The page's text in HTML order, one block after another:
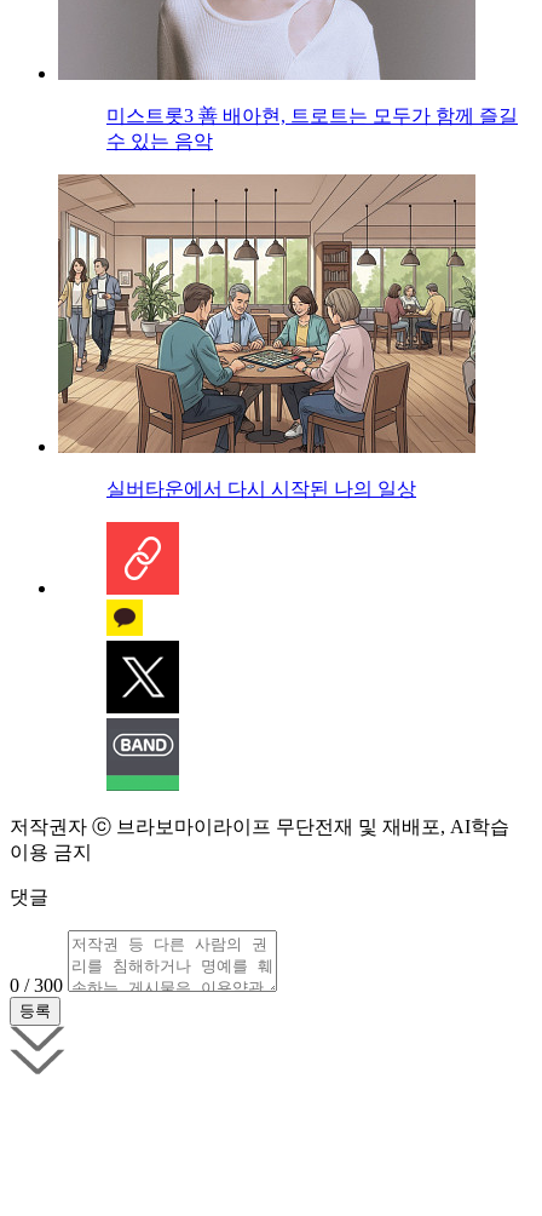
미스트롯3 善 배아현, 트로트는 모두가 함께 즐길
수 있는 음악
실버타운에서 다시 시작된 나의 일상
저작권자 ⓒ 브라보마이라이프 무단전재 및 재배포, AI학습
이용 금지
댓글
0 / 300